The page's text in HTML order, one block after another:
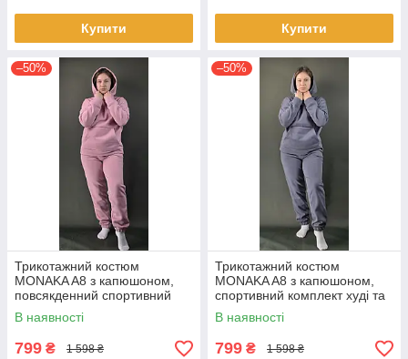
Купити Купити
–50%
Трикотажний костюм
MONAKA A8 з капюшоном,
повсякденний спортивний
комплект худі та штани,
турецький трикотаж, розмір
S/M Рожевий
В наявності
799 ₴ 1 598 ₴
–50%
Трикотажний костюм
MONAKA A8 з капюшоном,
спортивний комплект худі та
штани, турецький трикотаж,
розмір S/M Фіолетовий
В наявності
799 ₴ 1 598 ₴